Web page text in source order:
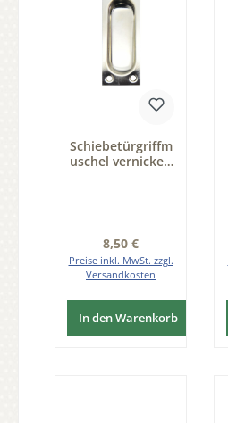
Schiebetürgriffm
uschel vernickelt
Regulärer Preis:
8,50 €
Preise inkl. MwSt. zzgl.
Versandkosten
In den Warenkorb